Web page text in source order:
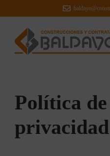
al
contenido
Política de
privacidad